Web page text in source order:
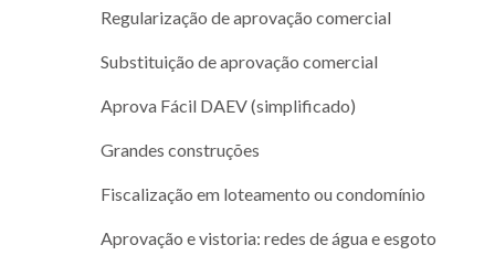
Regularização de aprovação comercial
Substituição de aprovação comercial
Aprova Fácil DAEV (simplificado)
Grandes construções
Fiscalização em loteamento ou condomínio
Aprovação e vistoria: redes de água e esgoto